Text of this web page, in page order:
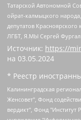
Татарской Автономной
ойрат-калмыцкого
депутатов
ЛГБТ, Я.МЫ Сергей Фургал
Источник: https://
на 03.05.2024
* Реестр
Калининградская региональная общественная организация "Экозащита!-Женсовет", Фонд содействия защите прав и свобод граждан "Общественный вердикт", Фонд "Институт Развития Свободы Информации", Частное учреждение "Информационное агентство МЕМО. РУ", Региональная общественная организация "Общественная комиссия по сохранению наследия академика Сахарова", Фонд поддержки свободы прессы, Санкт-Петербургская общественная правозащитная организация "Гражданский контроль", Межрегиональная общественная организация "Информационно-просветительский центр "Мемориал", Региональный Фонд "Центр Защиты Прав Средств Массовой Информации", с 05.12.2023 Фонд "Центр Защиты Прав Средств массовой информации", Региональная общественная благотворительная организация помощи беженцам и мигрантам "Гражданское содействие", Негосударственное образовательное учреждение дополнительного профессионального образования (повышение квалификации) специалистов "АКАДЕМИЯ ПО ПРАВАМ ЧЕЛОВЕКА", Свердловская региональная общественная организация "Сутяжник", Автономная некоммерческая организация "Центр независимых социологических исследований", Союз общественных объединений "Российский исследовательский центр по правам человека", Региональное общественное учреждение научно-информационный центр "МЕМОРИАЛ", Некоммерческая организация "Фонд защиты гласности", Автономная некоммерческая организация "Институт прав человека", Городская общественная организация "Екатеринбургское общество "МЕМОРИАЛ", Городская общественная организация "Рязанское историко-просветительское и правозащитное общество "Мемориал" (Рязанский Мемориал), Челябинский региональный орган общественной самодеятельности – женское общественное объединение "Женщины Евразии", Челябинский региональный орган общественной самодеятельности "Уральская правозащитная группа", Фонд содействия защите здоровья и социальной справедливости имени Андрея Рылькова, Автономная Некоммерческая Организация "Аналитический Центр Юрия Левады", Автономная некоммерческая организация социальной поддержки населения "Проект Апрель", Региональная общественная организация помощи женщинам и детям, находящимся в кризисной ситуации "Информационно-методический центр "Анна", Фонд содействия развитию массовых коммуникаций и правовому просвещению "Так-так-Так", Фонд содействия устойчивому развитию "Серебряная тайга", Свердловский региональный общественный фонд социальных проектов "Новое время", "Idel.Реалии", Кавказ.Реалии, Крым.Реалии, Телеканал Настоящее Время, Татаро-башкирская служба Радио Свобода (Azatliq Radiosi), Радио Свободная Европа/Радио Свобода (PCE/PC), "Сибирь.Реалии", "Фактограф", Благотворительный фонд помощи осужденным и их семьям, Автономная некоммерческая организация "Институт глобализации и социальных движений", Фонд "В защиту прав заключенных", Частное учреждение "Центр поддержки и содействия развитию средств массовой информации", Пензенский региональный общественный благотворительный фонд "Гражданский союз", "Север.Реалии", Некоммерческая организация Фонд "Правовая инициатива", Общество с ограниченной ответственностью "Радио Свободная Европа/Радио Свобода", Чешское информационное агентство "MEDIUM-ORIENT", Красноярская региональная общественная организация "Мы против СПИДа", Камалягин Денис Николаевич, Маркелов Сергей Евгеньевич, Пономарев Лев Александрович, Савицкая Людмила Алексеевна, Автономная некоммерческая организация "Центр по работе с проблемой насилия "НАСИЛИЮ.НЕТ", Межрегиональный профессиональный союз работников